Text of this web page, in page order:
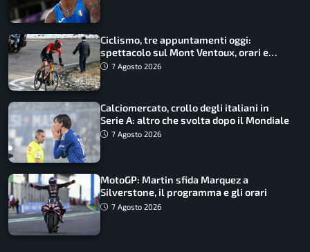
Ciclismo, tre appuntamenti oggi:
spettacolo sul Mont Ventoux, orari e
come vederli
7 Agosto 2026
Calciomercato, crollo degli italiani in
Serie A: altro che svolta dopo il Mondiale
7 Agosto 2026
MotoGP: Martin sfida Marquez a
Silverstone, il programma e gli orari
7 Agosto 2026